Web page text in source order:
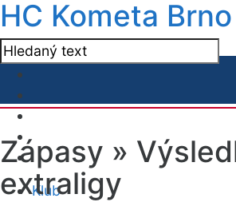
HC Kometa Brno
Klub
Zápasy »
extraligy